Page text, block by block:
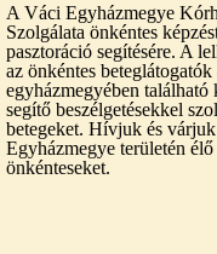
A Váci Egyházmegye
Szolgálata önkéntes
pasztoráció segítésére. A
az önkéntes beteglátogatók
egyházmegyében található
segítő beszélgetésekkel
betegeket. Hívjuk és
Egyházmegye területén
önkénteseket.